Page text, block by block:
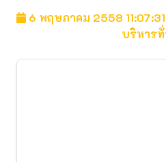
6 พฤษภาคม 2558
บริหารทั่